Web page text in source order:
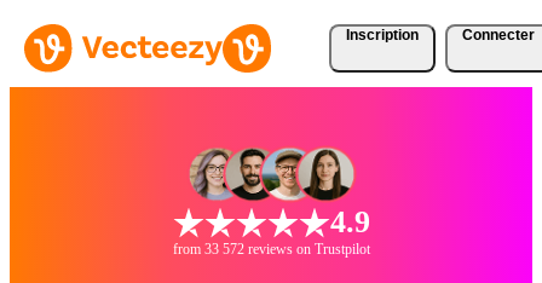
Inscription Connecter
4.9
from 33 572 reviews on Trustpilot